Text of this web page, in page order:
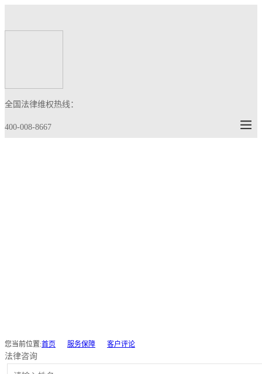
全国法律维权热线：
400-008-8667
您当前位置:首页 服务保障 客户评论
法律咨询